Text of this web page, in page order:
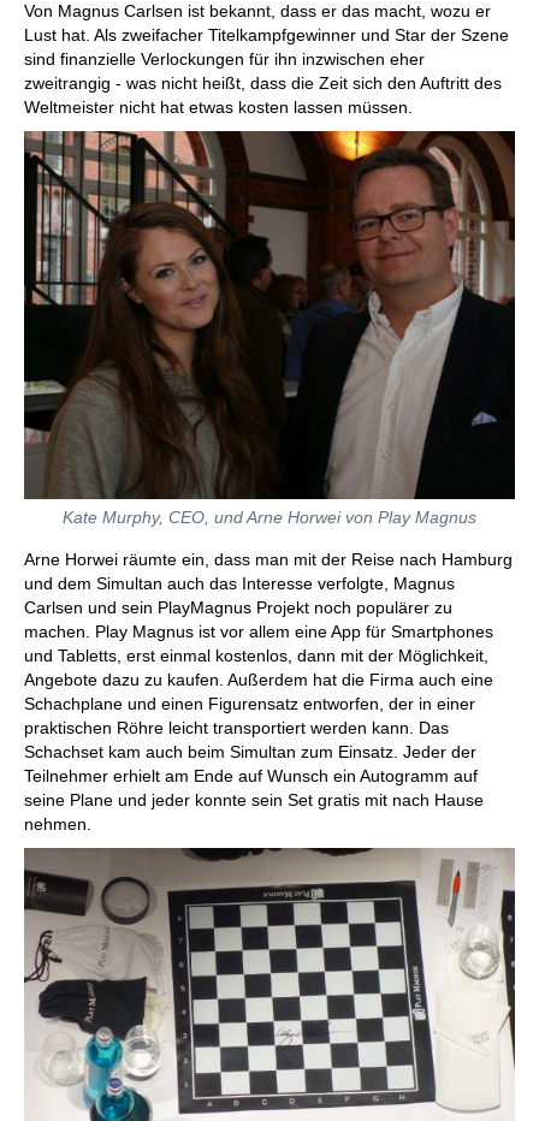
Von Magnus Carlsen ist bekannt, dass er das macht, wozu er
Lust hat. Als zweifacher Titelkampfgewinner und Star der Szene
sind finanzielle Verlockungen für ihn inzwischen eher
zweitrangig - was nicht heißt, dass die Zeit sich den Auftritt des
Weltmeister nicht hat etwas kosten lassen müssen.
Kate Murphy, CEO, und Arne Horwei von Play Magnus
Arne Horwei räumte ein, dass man mit der Reise nach Hamburg
und dem Simultan auch das Interesse verfolgte, Magnus
Carlsen und sein PlayMagnus Projekt noch populärer zu
machen. Play Magnus ist vor allem eine App für Smartphones
und Tabletts, erst einmal kostenlos, dann mit der Möglichkeit,
Angebote dazu zu kaufen. Außerdem hat die Firma auch eine
Schachplane und einen Figurensatz entworfen, der in einer
praktischen Röhre leicht transportiert werden kann. Das
Schachset kam auch beim Simultan zum Einsatz. Jeder der
Teilnehmer erhielt am Ende auf Wunsch ein Autogramm auf
seine Plane und jeder konnte sein Set gratis mit nach Hause
nehmen.